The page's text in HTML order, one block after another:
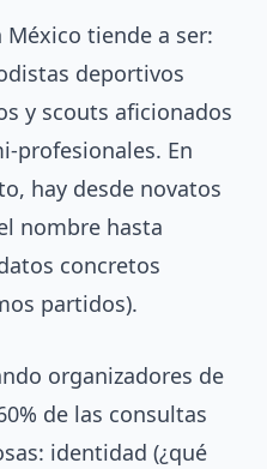
tiende a ser:
deportivos
y scouts aficionados
profesionales. En
hay desde novatos
nombre hasta
concretos
partidos).
organizadores de
de las consultas
identidad (¿qué